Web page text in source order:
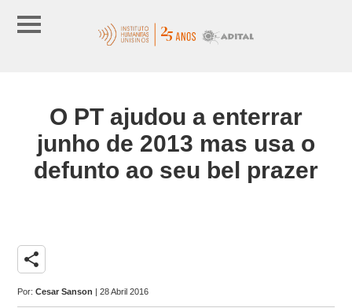
O PT ajudou a enterrar
junho de 2013 mas usa o
defunto ao seu bel prazer
share
Por:Cesar Sanson | 28 Abril 2016